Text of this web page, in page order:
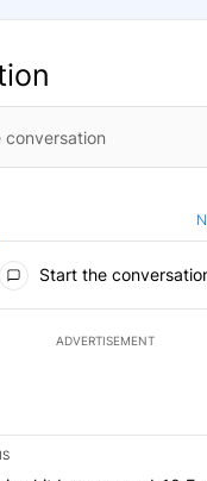
Start the
ADVERTISEMENT